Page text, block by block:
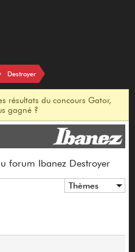
Destroyer
résultats du concours Gator,
gagné ?
forum Ibanez Destroyer
Thèmes